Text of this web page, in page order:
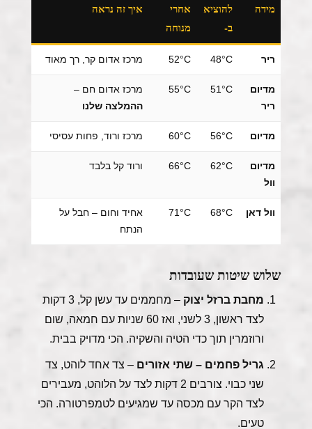
מידה
להוציא
ב-
אחרי
מנוחה
איך זה נראה
48°C
52°C
51°C
55°C
ההמלצה שלנו
56°C
60°C
וול
62°C
66°C ורוד קל בלבד
וול דאן 68°C
71°C
אחיד וחום – חבל על
שלוש שיטות שעובדות
מחבת ברזל יצוק
– מחממים עד עשן קל, 3 דקות
לצד ראשון, 3 לשני, ואז 60 שניות עם חמאה, שום
ורוזמרין תוך כדי הטיה והשקיה. הכי מדויק בבית.
גריל פחמים – שתי אזורים – צד אחד לוהט, צד
שני כבוי. צורבים 2 דקות לצד על הלוהט, מעבירים
לצד הקר עם מכסה עד שמגיעים לטמפרטורה. הכי
טעים.